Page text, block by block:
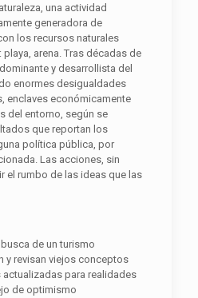
una actividad
generadora de
los recursos naturales
arena. Tras décadas de
y desarrollista del
enormes desigualdades
enclaves económicamente
del entorno, según se
que reportan los
política pública, por
Las acciones, sin
el rumbo de las ideas que las
busca de un turismo
y revisan viejos conceptos
para realidades
de optimismo